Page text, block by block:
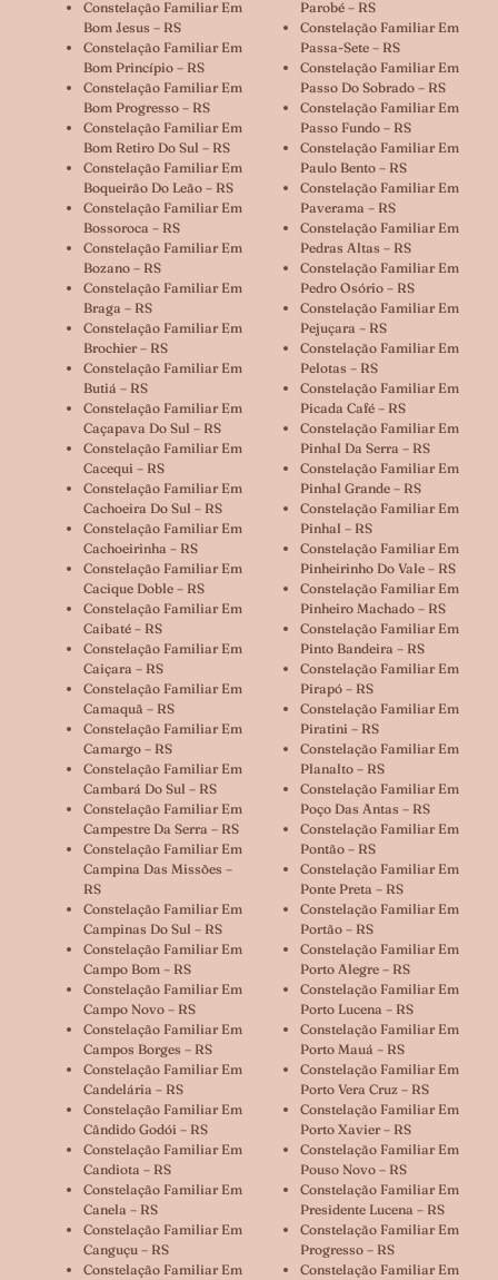
Constelação Familiar Em
Bom Jesus – RS
Constelação Familiar Em
Bom Princípio – RS
Constelação Familiar Em
Bom Progresso – RS
Constelação Familiar Em
Bom Retiro Do Sul – RS
Constelação Familiar Em
Boqueirão Do Leão – RS
Constelação Familiar Em
Bossoroca – RS
Constelação Familiar Em
Bozano – RS
Constelação Familiar Em
Braga – RS
Constelação Familiar Em
Brochier – RS
Constelação Familiar Em
Butiá – RS
Constelação Familiar Em
Caçapava Do Sul – RS
Constelação Familiar Em
Cacequi – RS
Constelação Familiar Em
Cachoeira Do Sul – RS
Constelação Familiar Em
Cachoeirinha – RS
Constelação Familiar Em
Cacique Doble – RS
Constelação Familiar Em
Caibaté – RS
Constelação Familiar Em
Caiçara – RS
Constelação Familiar Em
Camaquã – RS
Constelação Familiar Em
Camargo – RS
Constelação Familiar Em
Cambará Do Sul – RS
Constelação Familiar Em
Campestre Da Serra – RS
Constelação Familiar Em
Campina Das Missões –
RS
Constelação Familiar Em
Campinas Do Sul – RS
Constelação Familiar Em
Campo Bom – RS
Constelação Familiar Em
Campo Novo – RS
Constelação Familiar Em
Campos Borges – RS
Constelação Familiar Em
Candelária – RS
Constelação Familiar Em
Cândido Godói – RS
Constelação Familiar Em
Candiota – RS
Constelação Familiar Em
Canela – RS
Constelação Familiar Em
Canguçu – RS
Constelação Familiar Em
Parobé – RS
Constelação Familiar Em
Passa-Sete – RS
Constelação Familiar Em
Passo Do Sobrado – RS
Constelação Familiar Em
Passo Fundo – RS
Constelação Familiar Em
Paulo Bento – RS
Constelação Familiar Em
Paverama – RS
Constelação Familiar Em
Pedras Altas – RS
Constelação Familiar Em
Pedro Osório – RS
Constelação Familiar Em
Pejuçara – RS
Constelação Familiar Em
Pelotas – RS
Constelação Familiar Em
Picada Café – RS
Constelação Familiar Em
Pinhal Da Serra – RS
Constelação Familiar Em
Pinhal Grande – RS
Constelação Familiar Em
Pinhal – RS
Constelação Familiar Em
Pinheirinho Do Vale – RS
Constelação Familiar Em
Pinheiro Machado – RS
Constelação Familiar Em
Pinto Bandeira – RS
Constelação Familiar Em
Pirapó – RS
Constelação Familiar Em
Piratini – RS
Constelação Familiar Em
Planalto – RS
Constelação Familiar Em
Poço Das Antas – RS
Constelação Familiar Em
Pontão – RS
Constelação Familiar Em
Ponte Preta – RS
Constelação Familiar Em
Portão – RS
Constelação Familiar Em
Porto Alegre – RS
Constelação Familiar Em
Porto Lucena – RS
Constelação Familiar Em
Porto Mauá – RS
Constelação Familiar Em
Porto Vera Cruz – RS
Constelação Familiar Em
Porto Xavier – RS
Constelação Familiar Em
Pouso Novo – RS
Constelação Familiar Em
Presidente Lucena – RS
Constelação Familiar Em
Progresso – RS
Constelação Familiar Em